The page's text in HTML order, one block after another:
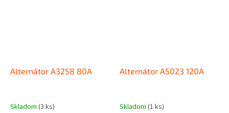
Alternátor A3258 80A
Skladom (3 ks)
Alternátor A5023 120A
Skladom (1 ks)